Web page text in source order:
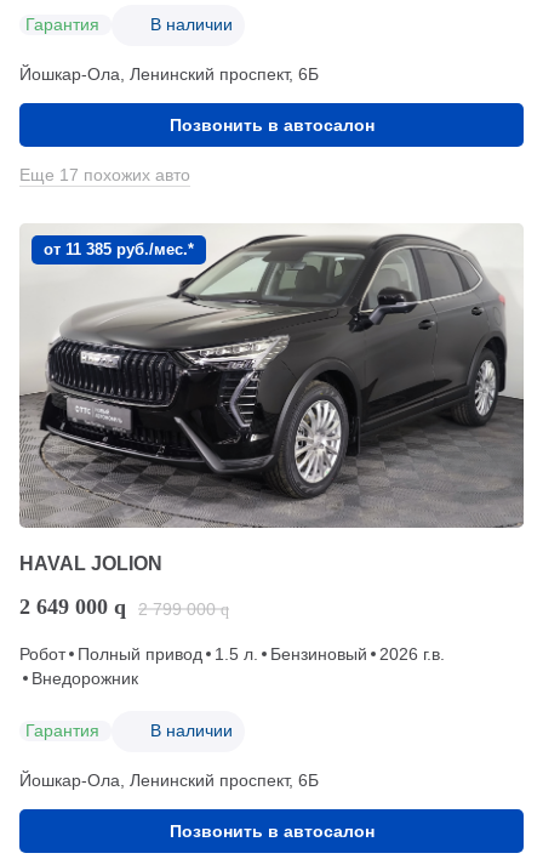
Гарантия В наличии
Йошкар-Ола, Ленинский проспект, 6Б
Позвонить в автосалон
Еще 17 похожих авто
от 11 385 руб./мес.*
HAVAL JOLION
2 649 000 q 2 799 000 q
Робот Полный привод 1.5 л. Бензиновый
2026 г.в.
Внедорожник
Гарантия В наличии
Йошкар-Ола, Ленинский проспект, 6Б
Позвонить в автосалон